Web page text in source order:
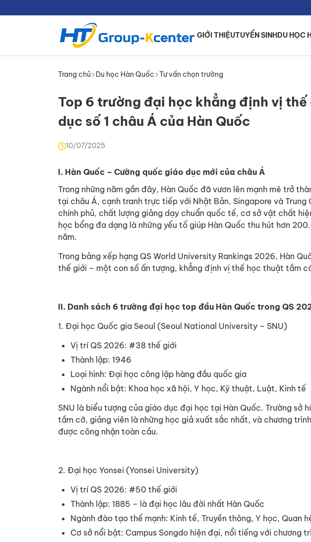
GIỚI THIỆUTUYỂN SINHDU HỌC
Trang chủ Du học Hàn Quốc Tư vấn chọn trường
Top 6 trường đại học khẳng định vị
dục số 1 châu Á của Hàn Quốc
10/07/2025
I. Hàn Quốc – Cường quốc giáo dục mới của châu Á
Trong những năm gần đây, Hàn Quốc đã vươn lên mạnh mẽ trở
tại châu Á, cạnh tranh trực tiếp với Nhật Bản, Singapore và Trung
chính phủ, chất lượng giảng dạy chuẩn quốc tế, cơ sở vật chất
học bổng đa dạng là những yếu tố giúp Hàn Quốc thu hút hơn
năm.
Trong bảng xếp hạng QS World University Rankings 2026, Hàn
thế giới – một con số ấn tượng, khẳng định vị thế học thuật tầm
II. Danh sách 6 trường đại học top đầu Hàn Quốc trong QS
1. Đại học Quốc gia Seoul (Seoul National University – SNU)
Vị trí QS 2026: #38 thế giới
Thành lập: 1946
Loại hình: Đại học công lập hàng đầu quốc gia
Ngành nổi bật: Khoa học xã hội, Y học, Kỹ thuật, Luật, Kinh tế
SNU là biểu tượng của giáo dục đại học tại Hàn Quốc. Trường sở
tầm cỡ, giảng viên là những học giả xuất sắc nhất, và chương
được công nhận toàn cầu.
2. Đại học Yonsei (Yonsei University)
Vị trí QS 2026: #50 thế giới
Thành lập: 1885 – là đại học lâu đời nhất Hàn Quốc
Ngành đào tạo thế mạnh: Kinh tế, Truyền thông, Y học, Quan
Cơ sở nổi bật: Campus Songdo hiện đại, nổi tiếng với chương